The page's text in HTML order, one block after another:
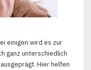
einigen wird es zur
ganz unterschiedlich
Hier helfen